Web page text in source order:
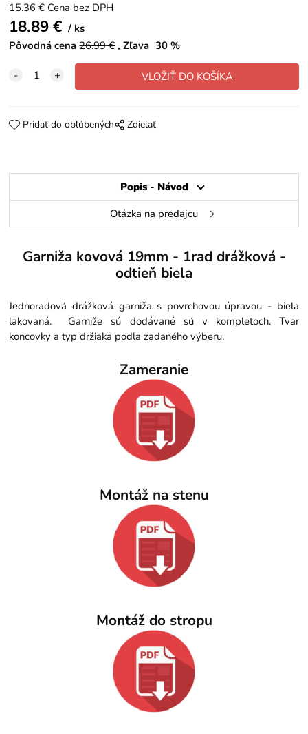
15.36 € Cena bez DPH
18.89€
ks
Pôvodná cena 26.99€ Zľava 30 %
Pridať do obľúbených Zdielať
Popis - Návod
Otázka na predajcu
Garniža kovová 19mm - 1rad drážková -
odtieň biela
Jednoradová drážková garniža s povrchovou úpravou - biela
lakovaná. Garniže sú dodávané sú v kompletoch. Tvar
koncovky a typ držiaka podľa zadaného výberu.
Zameranie
Montáž na stenu
Montáž do stropu